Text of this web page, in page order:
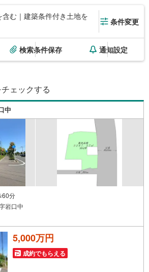
む｜建築条件付き土地を
条件変更
検索条件保存 通知設定
ェックする
中
60分
岩口中
5,000万円
成約でもらえる